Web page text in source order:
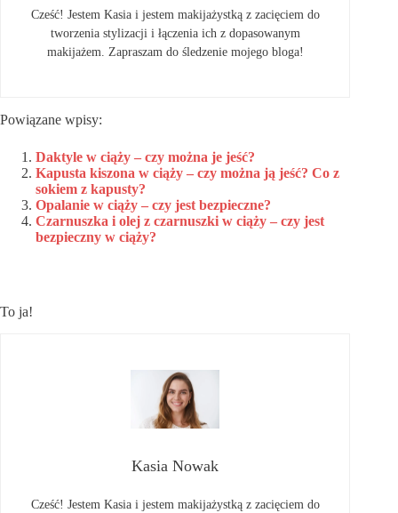
Cześć! Jestem Kasia i jestem makijażystką z zacięciem do
tworzenia stylizacji i łączenia ich z dopasowanym
makijażem. Zapraszam do śledzenie mojego bloga!
Powiązane wpisy:
Daktyle w ciąży – czy można je jeść?
Kapusta kiszona w ciąży – czy można ją jeść? Co z
sokiem z kapusty?
Opalanie w ciąży – czy jest bezpieczne?
Czarnuszka i olej z czarnuszki w ciąży – czy jest
bezpieczny w ciąży?
To ja!
Kasia Nowak
Cześć! Jestem Kasia i jestem makijażystką z zacięciem do